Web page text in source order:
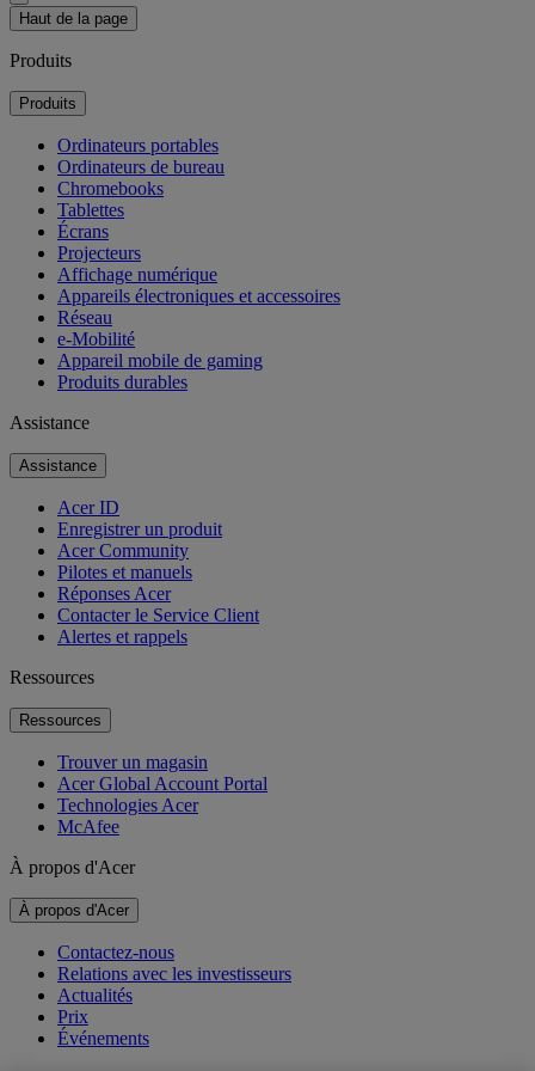
Haut de la page
Produits
Produits
Ordinateurs portables
Ordinateurs de bureau
Chromebooks
Tablettes
Écrans
Projecteurs
Affichage numérique
Appareils électroniques et accessoires
Réseau
e-Mobilité
Appareil mobile de gaming
Produits durables
Assistance
Assistance
Acer ID
Enregistrer un produit
Acer Community
Pilotes et manuels
Réponses Acer
Contacter le Service Client
Alertes et rappels
Ressources
Ressources
Trouver un magasin
Acer Global Account Portal
Technologies Acer
McAfee
À propos d'Acer
À propos d'Acer
Contactez-nous
Relations avec les investisseurs
Actualités
Prix
Événements